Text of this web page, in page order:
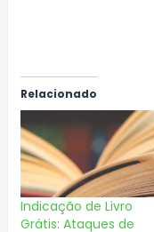
Relacionado
Indicação de Livro
Grátis: Ataques de